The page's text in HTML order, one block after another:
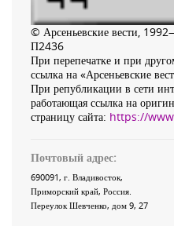
© Арсеньевские вести,
П2436
При перепечатке и при
ссылка на «Арсеньевские
При републикации в сети
работающая ссылка на
страницу сайта: https://
Почтовый адрес:
690091, г. Владивосток,
Приморский край, Россия
Переулок Шевченко, дом 9, 27